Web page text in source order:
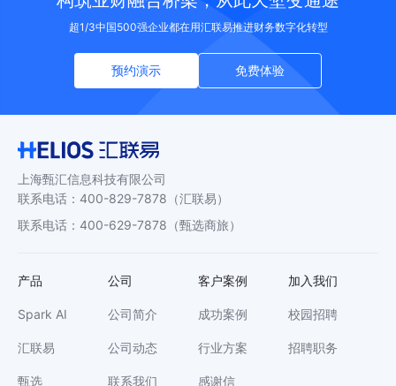
超1/3中国500强企业都在用汇联易推进财务数字化转型
预约演示 免费体验
上海甄汇信息科技有限公司
联系电话 ： 400-829-7878 （汇联易）
联系电话 ： 400-629-7878 （甄选商旅）
产品
Spark AI
汇联易
甄选
公司
公司简介
公司动态
联系我们
客户案例
成功案例
行业方案
感谢信
加入我们
校园招聘
招聘职务